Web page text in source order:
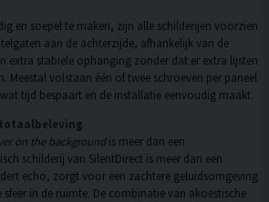
en soepel te maken, zijn alle schilderijen voorzien
aan de achterzijde, afhankelijk van de
extra stabiele ophanging zonder dat er extra lijsten
Meestal volstaan één of twee schroeven per paneel
tijd bespaart en de installatie eenvoudig maakt.
on the backgroundis meer dan een
schilderij van SilentDirect is meer dan een
echo, zorgt voor een zachtere geluidsomgeving
sfeer in de ruimte. De combinatie van akoestische